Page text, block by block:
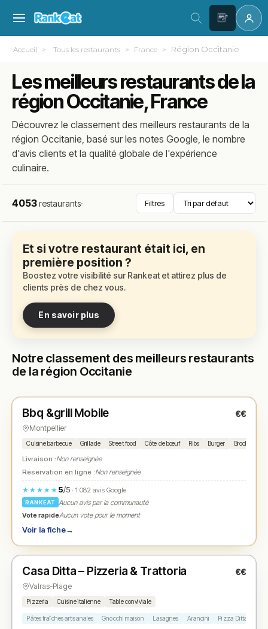
Accueil Tous les restaurants France Région Occitanie
Les meilleurs restaurants de la
région Occitanie, France
Découvrez le classement des meilleurs restaurants de la
région Occitanie, basé sur les notes Google, le nombre
d'avis clients et la qualité globale de l'expérience
culinaire.
4053restaurants· Filtres
Et si votre restaurant était ici, en
première position ?
Boostez votre visibilité sur Rankeat et attirez plus de
clients près de chez vous.
En savoir plus
Notre classement des meilleurs restaurants
de la région Occitanie
★ N° 1
Bbq &grill Mobile €€
Montpellier
Cuisine barbecue Grillade Street food Côte de bœuf Ribs Burger Brochettes
Livraison :Non renseignée
Réservation en ligne :Non renseignée
★★★★★ 5/5· 1 082 avis Google
RANKEAT
Aucun avis par la communauté
Vote rapideAucun vote pour le moment
Voir la fiche→
★ N° 2
Casa Ditta – Pizzeria & Trattoria €€
Valras-Plage
Pizzeria Cuisine italienne Table conviviale
Pâtes fraîches artisanales Gnocchi maison Lasagnes Arancini Pizza Ditta à la